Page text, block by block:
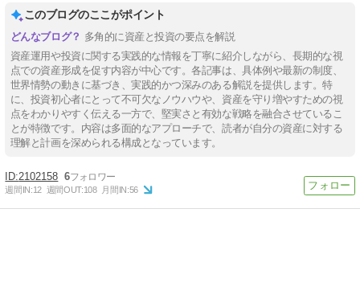
このブログのここがポイント
多角的に資産と投資の要点を解説
資産運用や投資に関する実践的な情報を丁寧に紹介しながら、長期的な視
点での資産形成を促す内容が中心です。各記事は、具体例や最新の制度、
世界情勢の動きに基づき、実践的かつ深みのある解説を提供します。特
に、投資初心者にとって不可欠なノウハウや、資産を守り増やすための視
点をわかりやすく伝える一方で、堅実さと有効な戦略を融合させているこ
とが特徴です。内容は多面的なアプローチで、読者が自分の資産に対する
理解と計画を深められる構成となっています。
2102158 6
週間IN:12 週間OUT:108 月間IN:56